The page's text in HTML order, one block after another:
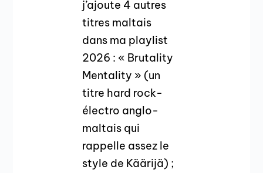
j’ajoute 4 autres
titres maltais
dans ma playlist
2026 : « Brutality
Mentality » (un
titre hard rock-
électro anglo-
maltais qui
rappelle assez le
style de Käärijä) ;